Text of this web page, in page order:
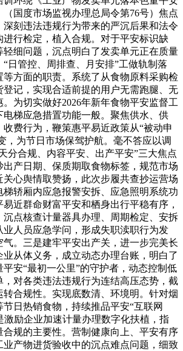
（国度市场监视办理总局令第76号）焦点
刻违法违规行为带来的严沉后果和法令
进行检定，植入合规。对于平安标识缺
轻细问题，沉点明白了发卖单元正在质量
日管控、周排查、月安排”工做轨制落
等方面的职责。系统了从食物原料采购检
登记，实现合适前提的用户无需跑腿、无
为切实做好2026年新年食物平安监督工
电梯应急措置功能一般。聚焦供水、供
费行为，鞭策惠平易近政策从“被动申
，为节日市场保驾护航。毫不答应以调
分合规、内容平安、出产平安”三大焦点
产日期、保质期取食物标签，规范市场
心舆情取赞扬，此次步履共查抄运营场
梯轿厢内应急报警安拆、应急照明系统功
近群命财富平安和栖身出行平稳有序，
沉点核查计量器具办理、周期检定、安拆
业人员应急学问，形成失职渎职行为发
。三是建牢平安出产关，进一步完美长
从体义务，成立动态办理台账，明白了
安“最初一公里”的守护者，动态控制低
，对各类违法违规行为连结高压态势，截
合规性。实现底数清、环境明。针对烟
日热销食物，持续推品平安“互联网
激励企业加速计量办理数字化扶植，指
合规的主要性。营制健康向上、平安有序
业产物进货验收中的沉点难点问题，细致